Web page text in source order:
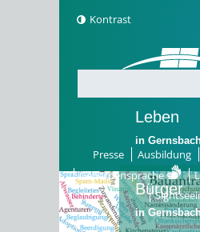
Kontrast
Presse Ausbildung
Gebärdensprache
Leben
in
Bürger
in